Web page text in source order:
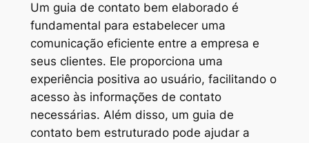
Um guia de contato bem elaborado é
fundamental para estabelecer uma
comunicação eficiente entre a empresa e
seus clientes. Ele proporciona uma
experiência positiva ao usuário, facilitando o
acesso às informações de contato
necessárias. Além disso, um guia de
contato bem estruturado pode ajudar a